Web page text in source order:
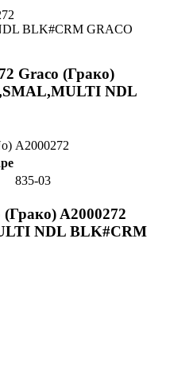
BLK#CRM GRACO
Graco (Грако)
NDL
A2000272
835-03
A2000272
NDL BLK#CRM